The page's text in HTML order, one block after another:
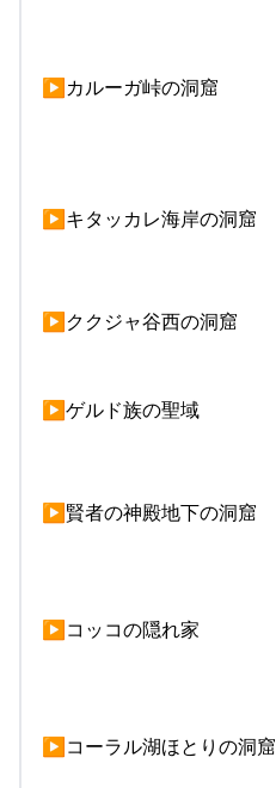
▶カルーガ峠の洞窟
▶キタッカレ海岸の洞窟
▶ククジャ谷西の洞窟
▶ゲルド族の聖域
▶賢者の神殿地下の洞窟
▶コッコの隠れ家
▶コーラル湖ほとりの洞窟